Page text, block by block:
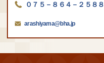
０７５－８６４－２５８８
arashiyama@bha.jp